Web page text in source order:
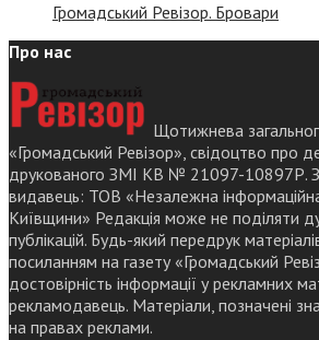
Громадський Ревізор. Бровари
Про нас
Щотижнева
«Громадський Ревізор», свідоцтво про
друкованого ЗМІ КВ № 21097-10897Р.
видавець: ТОВ «Незалежна
Київщини» Редакція може не поділяти
публікацій. Будь-який передрук
посиланням на газету «Громадський
достовірність інформації у рекламних
рекламодавець. Матеріали, позначені
на правах реклами.